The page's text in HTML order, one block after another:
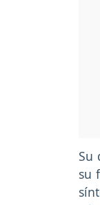
Su
su